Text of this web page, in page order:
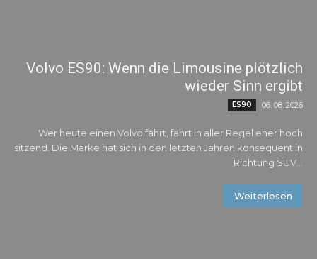
Volvo ES90: Wenn die Limousine plötzlich
wieder Sinn ergibt
ES90 06. 08. 2026
Wer heute einen Volvo fährt, fährt in aller Regel eher hoch
sitzend. Die Marke hat sich in den letzten Jahren konsequent in
Richtung SUV...
Weiterlesen